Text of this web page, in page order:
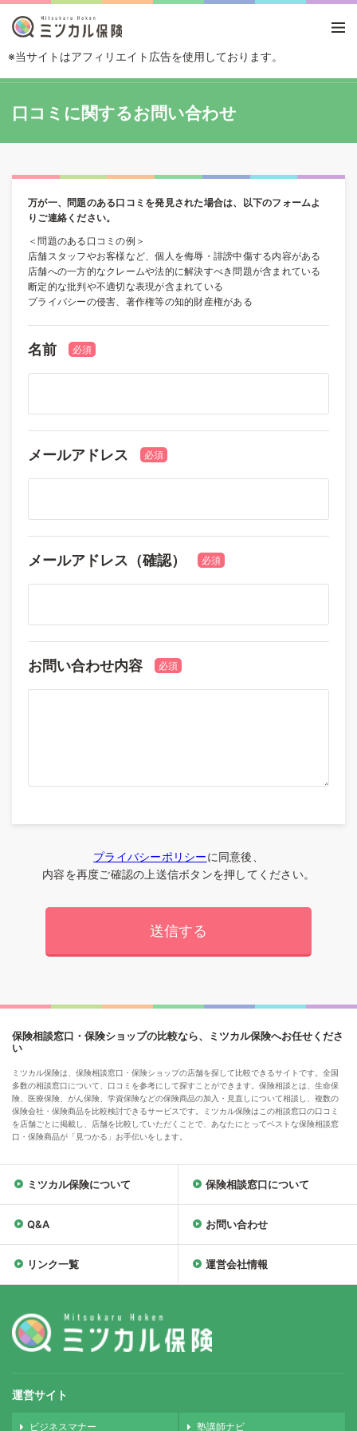
※当サイトはアフィリエイト広告を使用しております。
口コミに関するお問い合わせ
万が一、問題のある口コミを発見された場合は、以下のフォームよ
りご連絡ください。
＜問題のある口コミの例＞
店舗スタッフやお客様など、個人を侮辱・誹謗中傷する内容がある
店舗への一方的なクレームや法的に解決すべき問題が含まれている
断定的な批判や不適切な表現が含まれている
プライバシーの侵害、著作権等の知的財産権がある
名前 必須
メールアドレス 必須
メールアドレス（確認） 必須
お問い合わせ内容 必須
プライバシーポリシーに同意後、
内容を再度ご確認の上送信ボタンを押してください。
保険相談窓口・保険ショップの比較なら、ミツカル保険へお任せくださ
い
ミツカル保険は、保険相談窓口・保険ショップの店舗を探して比較できるサイトです。全国
多数の相談窓口について、口コミを参考にして探すことができます。保険相談とは、生命保
険、医療保険、がん保険、学資保険などの保険商品の加入・見直しについて相談し、複数の
保険会社・保険商品を比較検討できるサービスです。ミツカル保険はこの相談窓口の口コミ
を店舗ごとに掲載し、店舗を比較していただくことで、あなたにとってベストな保険相談窓
口・保険商品が「見つかる」お手伝いをします。
ミツカル保険について 保険相談窓口について
Q&A お問い合わせ
リンク一覧 運営会社情報
運営サイト
ビジネスマナー 塾講師ナビ